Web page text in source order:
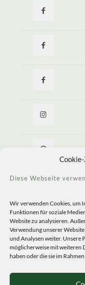
Diese Webseite
Wir verwenden Cookies, um
Funktionen für soziale
Website zu analysieren.
Verwendung unserer
und Analysen weiter. Unsere
möglicherweise mit weiteren
haben oder die sie im
© 2020